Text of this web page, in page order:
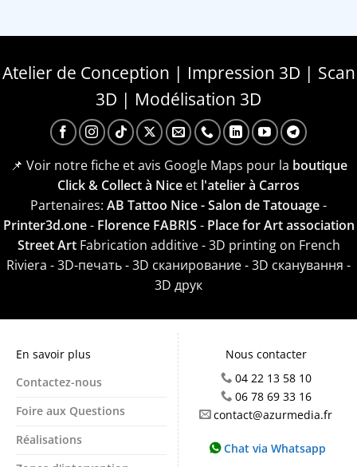
Atelier de Conception | Impression 3D | Scan
3D | Modélisation 3D
📌 Voir notre fiche et avis Google Maps pour la boutique
Click & Collect à Nice et l'atelier à Carros
Partenaires: AB Tattoo Nice - Salon de Tatouage-
Printer3d.one- Florence FABRIS - Place for Art association
Street ArtFabrication additive - 3D printing on French
Riviera - 3D-печать - 3D сканирование - 3D сканування -
3D друк
En savoir plus
Contactez-nous
Foire aux Questions
Réalisations
Nous contacter
04 22 13 58 10
06 78 69 33 16
contact@azurmedia.fr
Chat via Whatsapp